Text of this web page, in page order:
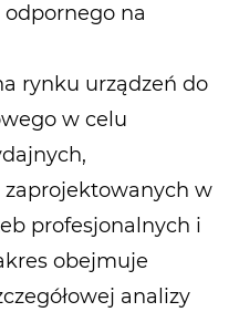
na
rynku urządzeń do
w celu
w
profesjonalnych i
obejmuje
analizy